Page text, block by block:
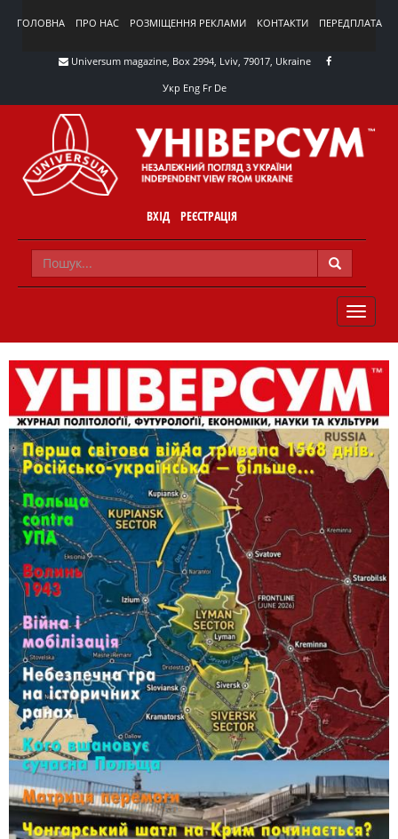
ГОЛОВНА ПРО НАС РОЗМІЩЕННЯ РЕКЛАМИ КОНТАКТИ ПЕРЕДПЛАТА
Universum magazine, Box 2994, Lviv, 79017, Ukraine
Укр Eng Fr De
ВХІД РЕЄСТРАЦІЯ
TOGGLE